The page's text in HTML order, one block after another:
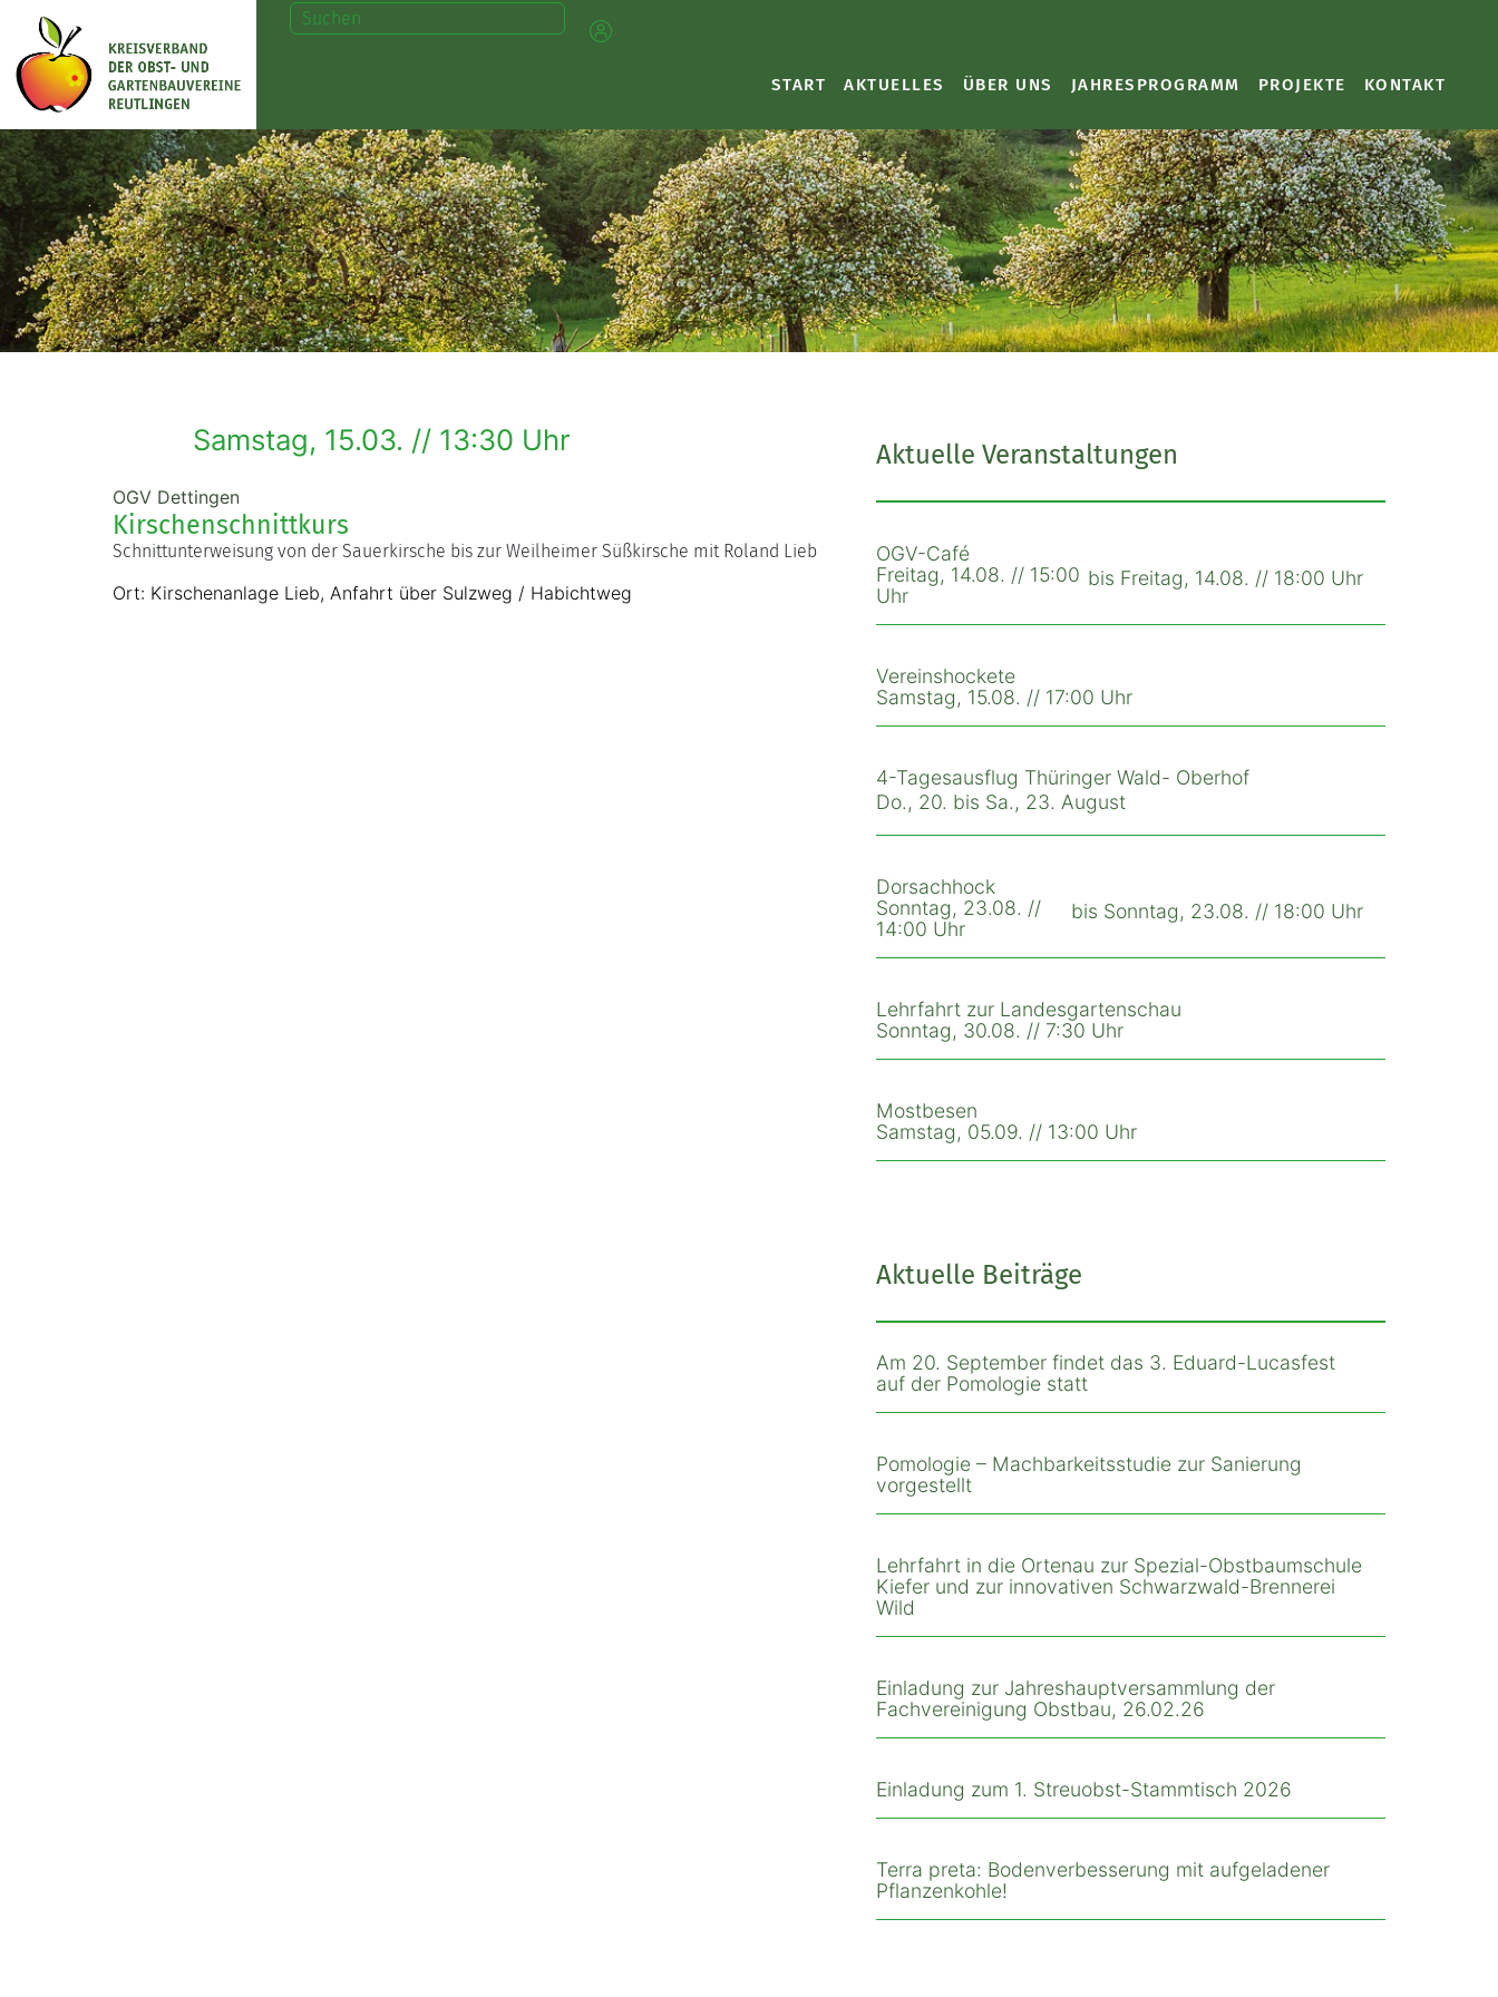
START AKTUELLES ÜBER UNS JAHRESPROGRAMM PROJEKTE KONTAKT
Samstag, 15.03. // 13:30 Uhr
OGV Dettingen
Kirschenschnittkurs
Schnittunterweisung von der Sauerkirsche bis zur Weilheimer Süßkirsche mit Roland Lieb
Ort: Kirschenanlage Lieb, Anfahrt über Sulzweg / Habichtweg
Aktuelle Veranstaltungen
OGV-Café
Freitag, 14.08. // 15:00
Uhr
bis Freitag, 14.08. // 18:00 Uhr
Vereinshockete
Samstag, 15.08. // 17:00 Uhr
4-Tagesausflug Thüringer Wald- Oberhof
Do., 20. bis Sa., 23. August
Dorsachhock
Sonntag, 23.08. //
14:00 Uhr
bis Sonntag, 23.08. // 18:00 Uhr
Lehrfahrt zur Landesgartenschau
Sonntag, 30.08. // 7:30 Uhr
Mostbesen
Samstag, 05.09. // 13:00 Uhr
Aktuelle Beiträge
Am 20. September findet das 3. Eduard-Lucasfest
auf der Pomologie statt
Pomologie – Machbarkeitsstudie zur Sanierung
vorgestellt
Lehrfahrt in die Ortenau zur Spezial-Obstbaumschule
Kiefer und zur innovativen Schwarzwald-Brennerei
Wild
Einladung zur Jahreshauptversammlung der
Fachvereinigung Obstbau, 26.02.26
Einladung zum 1. Streuobst-Stammtisch 2026
Terra preta: Bodenverbesserung mit aufgeladener
Pflanzenkohle!